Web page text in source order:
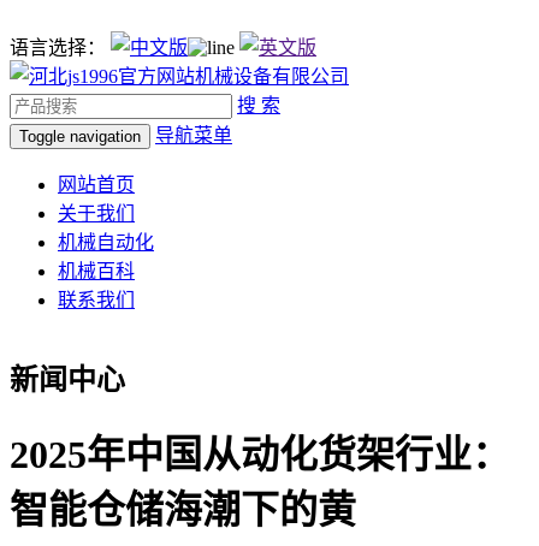
语言选择：
搜 索
Toggle navigation 导航菜单
网站首页
关于我们
机械自动化
机械百科
联系我们
新闻中心
2025年中国从动化货架行业：
智能仓储海潮下的黄